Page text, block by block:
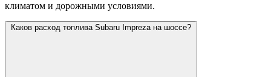
климатом и дорожными условиями.
Каков расход топлива Subaru Impreza на шоссе?